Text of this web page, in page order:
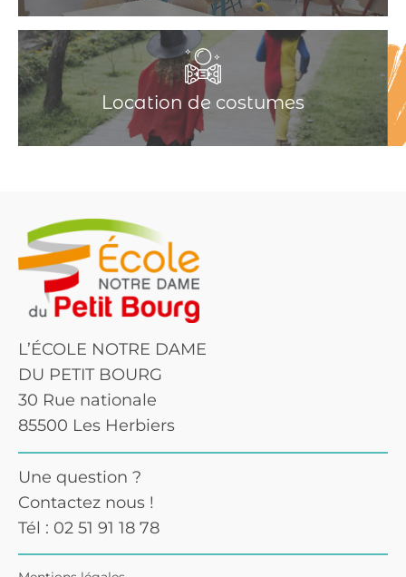
Location de costumes
L’ÉCOLE NOTRE DAME
DU PETIT BOURG
30 Rue nationale
85500 Les Herbiers
Une question ?
Contactez nous !
Tél : 02 51 91 18 78